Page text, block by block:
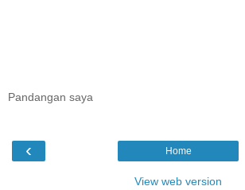
Pandangan saya
‹ Home
View web version